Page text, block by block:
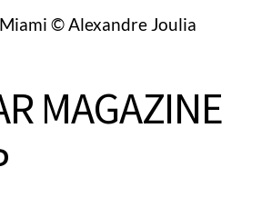
© Alexandre Joulia
MAGAZINE